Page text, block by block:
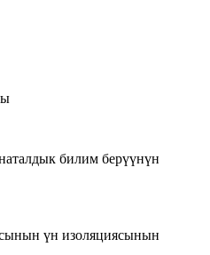
билим берүүнүн
үн изоляциясынын